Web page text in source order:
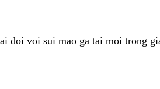
doi voi sui mao ga tai moi trong